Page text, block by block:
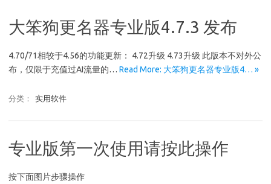
大笨狗更名器专业版4.7.3 发布
4.70/71相较于4.56的功能更新： 4.72升级 4.73升级 此版本不对外公
布，仅限于充值过AI流量的… Read More: 大笨狗更名器专业版4… »
分类： 实用软件
专业版第一次使用请按此操作
按下面图片步骤操作